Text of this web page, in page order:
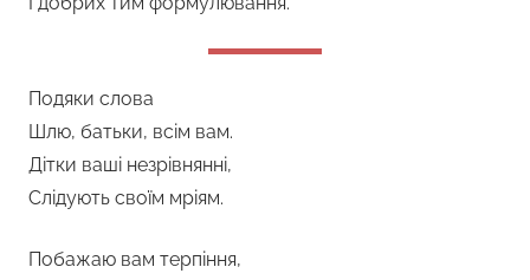
Подяки слова
Шлю, батьки, всім вам.
Дітки ваші незрівнянні,
Слідують своїм мріям.
Побажаю вам терпіння,